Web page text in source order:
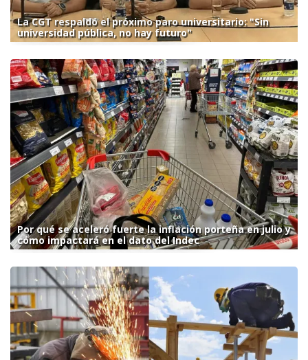
La CGT respaldó el próximo paro universitario: "Sin
universidad pública, no hay futuro"
Por qué se aceleró fuerte la inflación porteña en julio y
cómo impactará en el dato del Indec